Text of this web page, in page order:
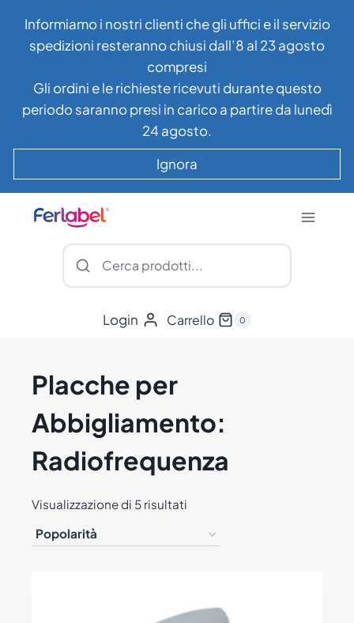
contenuto
Informiamo i nostri clienti che gli uffici e il servizio
spedizioni resteranno chiusi dall’8 al 23 agosto
compresi
Gli ordini e le richieste ricevuti durante questo
periodo saranno presi in carico a partire da lunedì
24 agosto.
Ignora
Login Carrello 0
Placche per
Abbigliamento:
Radiofrequenza
Visualizzazione di 5 risultati